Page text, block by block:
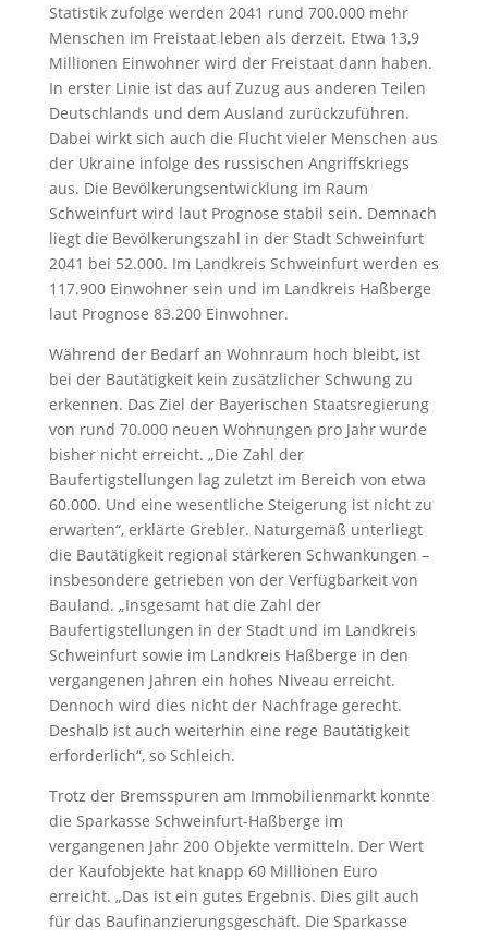
Statistik zufolge werden 2041 rund 700.000 mehr
Menschen im Freistaat leben als derzeit. Etwa 13,9
Millionen Einwohner wird der Freistaat dann haben.
In erster Linie ist das auf Zuzug aus anderen Teilen
Deutschlands und dem Ausland zurückzuführen.
Dabei wirkt sich auch die Flucht vieler Menschen aus
der Ukraine infolge des russischen Angriffskriegs
aus. Die Bevölkerungsentwicklung im Raum
Schweinfurt wird laut Prognose stabil sein. Demnach
liegt die Bevölkerungszahl in der Stadt Schweinfurt
2041 bei 52.000. Im Landkreis Schweinfurt werden es
117.900 Einwohner sein und im Landkreis Haßberge
laut Prognose 83.200 Einwohner.
Während der Bedarf an Wohnraum hoch bleibt, ist
bei der Bautätigkeit kein zusätzlicher Schwung zu
erkennen. Das Ziel der Bayerischen Staatsregierung
von rund 70.000 neuen Wohnungen pro Jahr wurde
bisher nicht erreicht. „Die Zahl der
Baufertigstellungen lag zuletzt im Bereich von etwa
60.000. Und eine wesentliche Steigerung ist nicht zu
erwarten“, erklärte Grebler. Naturgemäß unterliegt
die Bautätigkeit regional stärkeren Schwankungen –
insbesondere getrieben von der Verfügbarkeit von
Bauland. „Insgesamt hat die Zahl der
Baufertigstellungen in der Stadt und im Landkreis
Schweinfurt sowie im Landkreis Haßberge in den
vergangenen Jahren ein hohes Niveau erreicht.
Dennoch wird dies nicht der Nachfrage gerecht.
Deshalb ist auch weiterhin eine rege Bautätigkeit
erforderlich“, so Schleich.
Trotz der Bremsspuren am Immobilienmarkt konnte
die Sparkasse Schweinfurt-Haßberge im
vergangenen Jahr 200 Objekte vermitteln. Der Wert
der Kaufobjekte hat knapp 60 Millionen Euro
erreicht. „Das ist ein gutes Ergebnis. Dies gilt auch
für das Baufinanzierungsgeschäft. Die Sparkasse